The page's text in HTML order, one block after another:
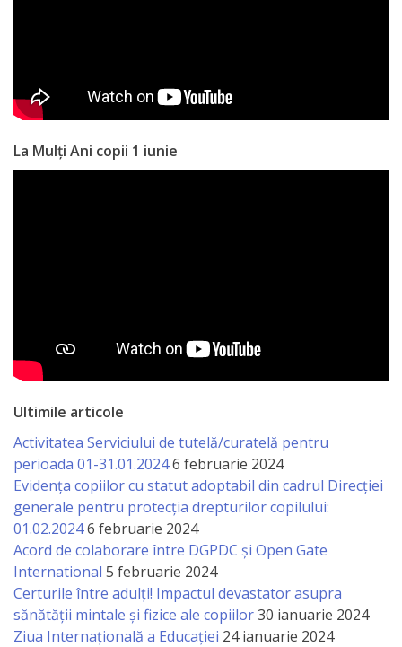
și
Evenimente
Acte
Legislație
națională
interne
Media
Comunicate
de
presă
La Mulți Ani copii 1 iunie
Ultimile articole
Activitatea Serviciului de tutelă/curatelă pentru
perioada 01-31.01.20246 februarie 2024
Evidența copiilor cu statut adoptabil din cadrul Direcției
generale pentru protecția drepturilor copilului:
01.02.20246 februarie 2024
Acord de colaborare între DGPDC și Open Gate
International 5 februarie 2024
Certurile între adulți! Impactul devastator asupra
sănătății mintale și fizice ale copiilor30 ianuarie 2024
Ziua Internațională a Educației 24 ianuarie 2024